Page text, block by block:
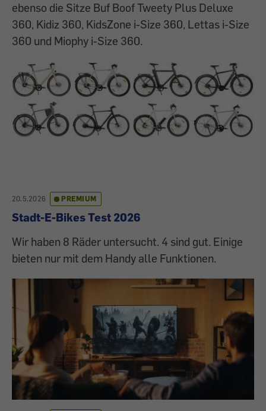
ebenso die Sitze Buf Boof Tweety Plus Deluxe
360, Kidiz 360, KidsZone i-Size 360, Lettas i-Size
360 und Miophy i-Size 360.
20.5.2026 PREMIUM
Stadt-E-Bikes Test 2026
Wir haben 8 Räder untersucht. 4 sind gut. Einige
bieten nur mit dem Handy alle Funktionen.